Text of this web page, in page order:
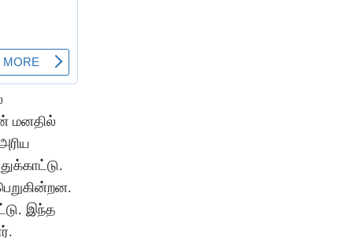
மனதில்
இந்த